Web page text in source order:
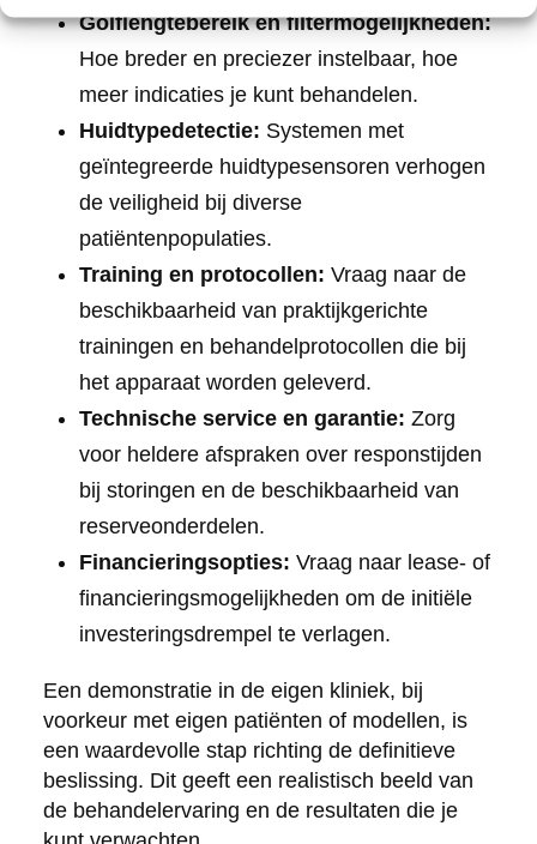
Golflengtebereik en filtermogelijkheden:
Hoe breder en preciezer instelbaar, hoe
meer indicaties je kunt behandelen.
Huidtypedetectie: Systemen met
geïntegreerde huidtypesensoren verhogen
de veiligheid bij diverse
patiëntenpopulaties.
Training en protocollen: Vraag naar de
beschikbaarheid van praktijkgerichte
trainingen en behandelprotocollen die bij
het apparaat worden geleverd.
Technische service en garantie: Zorg
voor heldere afspraken over responstijden
bij storingen en de beschikbaarheid van
reserveonderdelen.
Financieringsopties: Vraag naar lease- of
financieringsmogelijkheden om de initiële
investeringsdrempel te verlagen.
Een demonstratie in de eigen kliniek, bij
voorkeur met eigen patiënten of modellen, is
een waardevolle stap richting de definitieve
beslissing. Dit geeft een realistisch beeld van
de behandelervaring en de resultaten die je